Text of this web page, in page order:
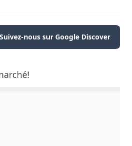
Suivez-nous sur Google Discover